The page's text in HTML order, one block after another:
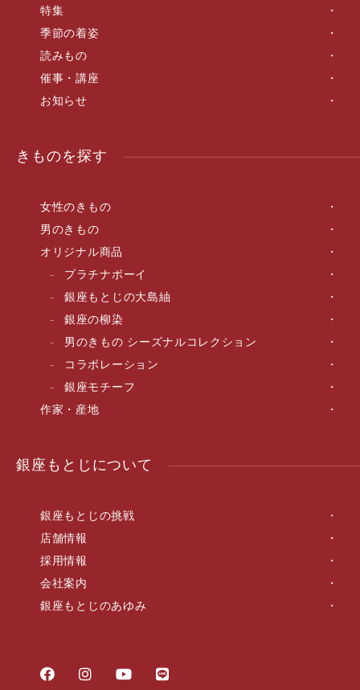
特集
季節の着姿
読みもの
催事・講座
お知らせ
きものを探す
女性のきもの
男のきもの
オリジナル商品
プラチナボーイ
銀座もとじの大島紬
銀座の柳染
男のきもの シーズナルコレクション
コラボレーション
銀座モチーフ
作家・産地
銀座もとじについて
銀座もとじの挑戦
店舗情報
採用情報
会社案内
銀座もとじのあゆみ